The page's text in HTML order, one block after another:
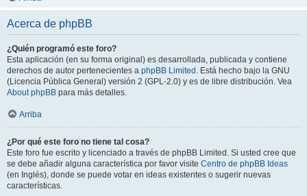
Acerca de phpBB
¿Quién programó este foro?
Esta aplicación (en su forma original) es desarrollada, publicada y contiene
derechos de autor pertenecientes a phpBB Limited . Está hecho bajo la GNU
(Licencia Pública General) versión 2 (GPL-2.0) y es de libre distribución. Vea
About phpBB para más detalles.
Arriba
¿Por qué este foro no tiene tal cosa?
Este foro fue escrito y licenciado a través de phpBB Limited. Si usted cree que
se debe añadir alguna característica por favor visite Centro de phpBB Ideas
(en Inglés), donde se puede votar en ideas existentes o sugerir nuevas
características.